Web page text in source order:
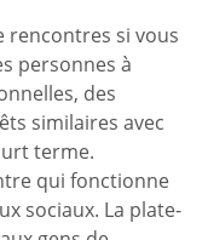
rencontres si vous
personnes à
des
similaires avec
terme.
qui fonctionne
sociaux. La plate-